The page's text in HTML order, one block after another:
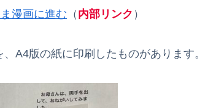
漫画に進む （ 内部リンク ）
A4版の紙に印刷したものがあります。